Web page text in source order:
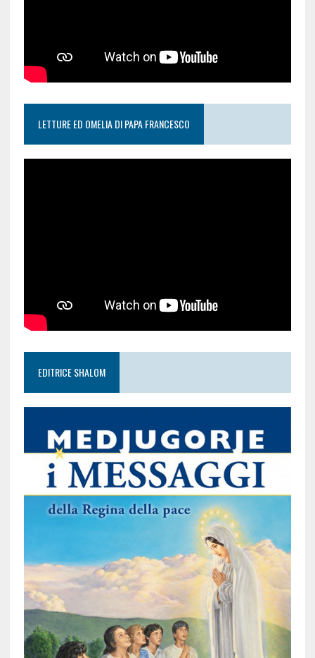
LETTURE ED OMELIA DI PAPA FRANCESCO
EDITRICE SHALOM